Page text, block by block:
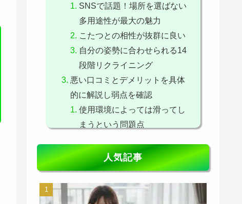
SNSで話題！場所を選ばない
多用途性が最大の魅力
こたつとの相性が抜群に良い
自分の姿勢に合わせられる14
段階リクライニング
悪い口コミとデメリットを具体
的に解説し弱点を確認
使用環境によっては滑ってし
まうという問題点
の負担
サイズ感と重量に関するギャ
筆者が実際に購入し使用した状
人気記事